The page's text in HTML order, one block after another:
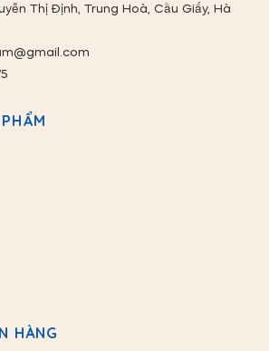
Thị Định, Trung Hoà, Cầu Giấy, Hà
HÀNG